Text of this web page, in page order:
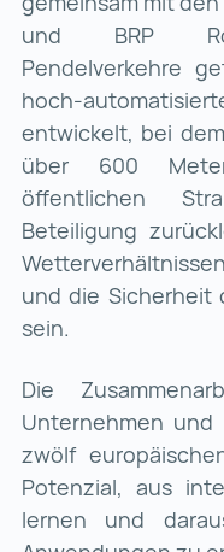
und BRP
Pendelverkehre
hoch-
entwickelt, bei
über 600
öffentlichen
Beteiligung
und die Sicherheit
sein.
Die
Unternehmen und
zwölf
Potenzial, aus
lernen und